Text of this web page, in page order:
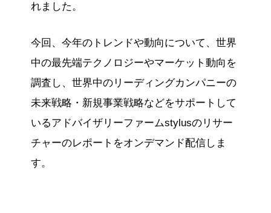
れました。
今回、今年のトレンドや動向について、世界
中の最先端テクノロジーやマーケット動向を
調査し、世界中のリーディングカンパニーの
未来戦略・新規事業戦略などをサポートして
いるアドバイザリーファームstylusのリサー
チャーのレポートをオンデマンド配信しま
す。